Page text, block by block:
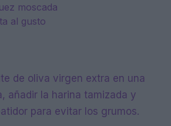
moscada
al gusto
de oliva virgen extra en una
añadir la harina tamizada y
para evitar los grumos.